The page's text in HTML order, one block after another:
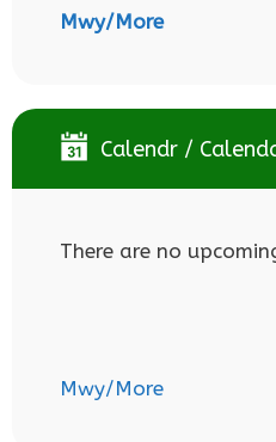
Mwy/More
Calendr /
There are no
Mwy/More